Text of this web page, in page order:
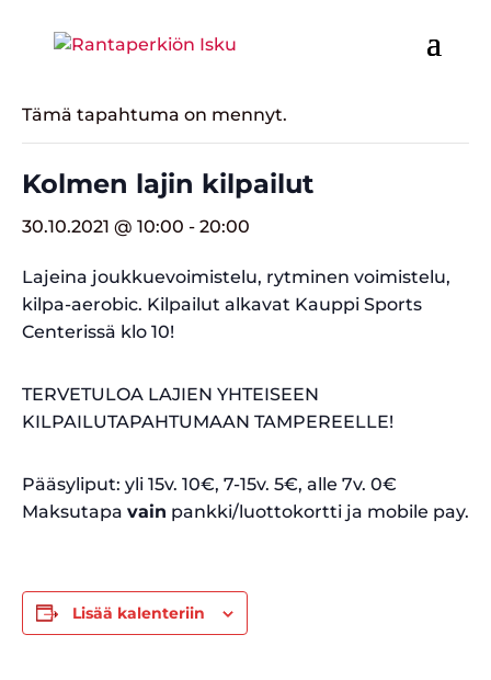
« Kaikki Tapahtumat
Tämä tapahtuma on mennyt.
Kolmen lajin kilpailut
30.10.2021 @ 10:00 - 20:00
Lajeina joukkuevoimistelu, rytminen voimistelu,
kilpa-aerobic. Kilpailut alkavat Kauppi Sports
Centerissä klo 10!
TERVETULOA LAJIEN YHTEISEEN
KILPAILUTAPAHTUMAAN TAMPEREELLE!
Pääsyliput: yli 15v. 10€, 7-15v. 5€, alle 7v. 0€
Maksutapa vain pankki/luottokortti ja mobile pay.
Lisää kalenteriin